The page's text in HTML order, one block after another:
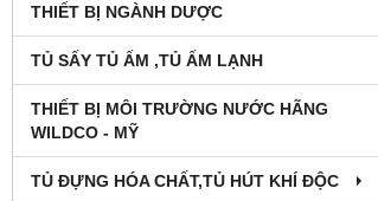
THIẾT BỊ NGÀNH DƯỢC
TỦ SẤY TỦ ẤM ,TỦ ẤM LẠNH
THIẾT BỊ MÔI TRƯỜNG NƯỚC HÃNG
WILDCO - MỸ
TỦ ĐỰNG HÓA CHẤT,TỦ HÚT KHÍ ĐỘC